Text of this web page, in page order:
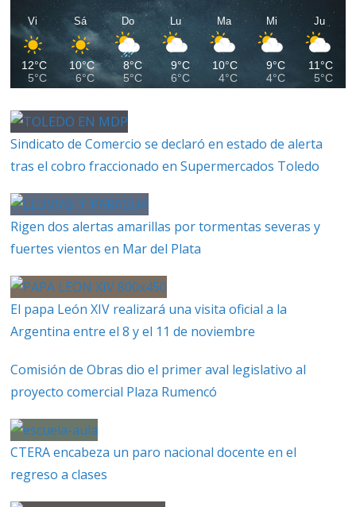
Vi
12°C
5°C
Sá
10°C
6°C
Do
8°C
5°C
Lu
9°C
6°C
Ma
10°C
4°C
Mi
9°C
4°C
Ju
11°C
5°C
Sindicato de Comercio se declaró en estado de alerta
tras el cobro fraccionado en Supermercados Toledo
Rigen dos alertas amarillas por tormentas severas y
fuertes vientos en Mar del Plata
El papa León XIV realizará una visita oficial a la
Argentina entre el 8 y el 11 de noviembre
Comisión de Obras dio el primer aval legislativo al
proyecto comercial Plaza Rumencó
CTERA encabeza un paro nacional docente en el
regreso a clases